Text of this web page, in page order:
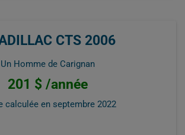
CTS 2006
Un Homme de Carignan
201 $ /année
calculée en septembre 2022